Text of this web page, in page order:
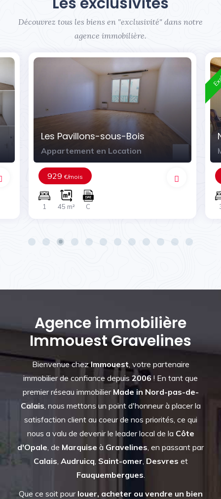
Découvrez tous les biens en "exclusivité" dans notre
agence immobilière.
Les Pavillons-sous-Bois
Appartement en Location
929€/mois
1 45 m² C
Agence immobilière
Immouest Gravelines
Bienvenue chezImmouest, votre partenaire
immobilier de confiance depuis 2006 ! En tant que
premier réseau immobilier Made in Nord-pas-de-
Calais, nous mettons un point d'honneur à placer la
satisfaction client au coeur de nos priorités, ce qui
nous a valu de devenir le leader local de la Côte
d'Opale, de Marquise à Gravelines, en passant par
Calais, Audruicq, Saint-omer, Desvres et
Fauquembergues.
Que ce soit pour louer, acheter ou vendre un bien